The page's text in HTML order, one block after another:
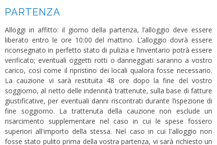
PARTENZA
Alloggi in affitto: il giorno della partenza, l’alloggio deve essere
liberato entro le ore 10:00 del mattino. L’alloggio dovrà essere
riconsegnato in perfetto stato di pulizia e l’inventario potrà essere
verificato; eventuali oggetti rotti o danneggiati saranno a vostro
carico, così come il ripristino dei locali qualora fosse necessario.
La cauzione vi sarà restituita 48 ore dopo la fine del vostro
soggiorno, al netto delle indennità trattenute, sulla base di fatture
giustificative, per eventuali danni riscontrati durante l’ispezione di
fine soggiorno. La trattenuta della cauzione non esclude un
risarcimento supplementare nel caso in cui le spese fossero
superiori all'importo della stessa. Nel caso in cui l'alloggio non
fosse stato pulito prima della vostra partenza, vi sarà richiesto un